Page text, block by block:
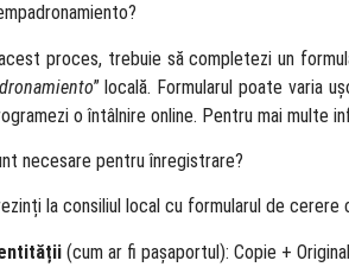
proces, trebuie să completezi un
” locală. Formularul poate varia
o întâlnire online. Pentru mai multe
necesare pentru înregistrare?
la consiliul local cu formularul de
(cum ar fi pașaportul): Copie + Original